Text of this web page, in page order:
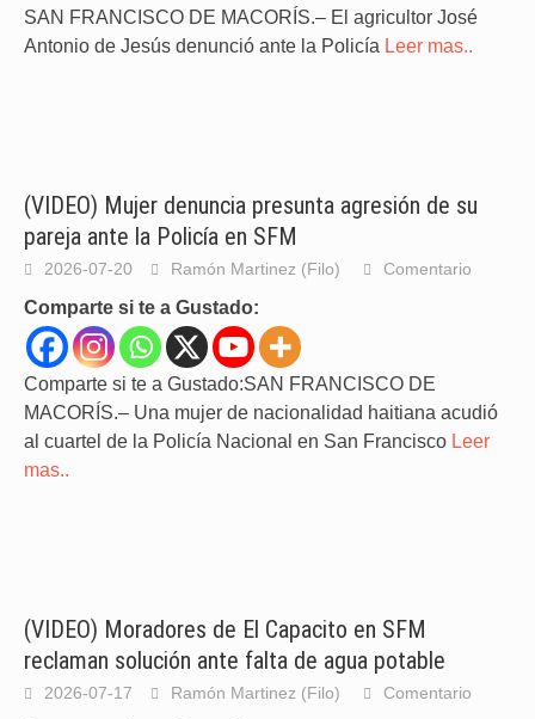
SAN FRANCISCO DE MACORÍS.– El agricultor José
Antonio de Jesús denunció ante la Policía Leer mas..
(VIDEO) Mujer denuncia presunta agresión de su
pareja ante la Policía en SFM
2026-07-20 Ramón Martinez (Filo) Comentario
Comparte si te a Gustado:
Comparte si te a Gustado:SAN FRANCISCO DE
MACORÍS.– Una mujer de nacionalidad haitiana acudió
al cuartel de la Policía Nacional en San Francisco Leer
mas..
(VIDEO) Moradores de El Capacito en SFM
reclaman solución ante falta de agua potable
2026-07-17 Ramón Martinez (Filo) Comentario